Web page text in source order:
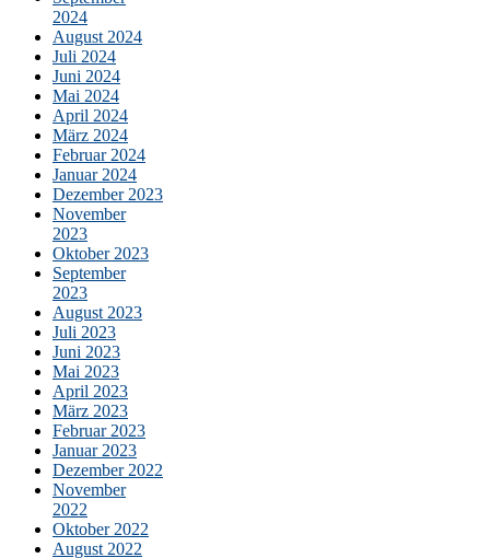
2024
August 2024
Juli 2024
Juni 2024
Mai 2024
April 2024
März 2024
Februar 2024
Januar 2024
Dezember 2023
November
2023
Oktober 2023
September
2023
August 2023
Juli 2023
Juni 2023
Mai 2023
April 2023
März 2023
Februar 2023
Januar 2023
Dezember 2022
November
2022
Oktober 2022
August 2022